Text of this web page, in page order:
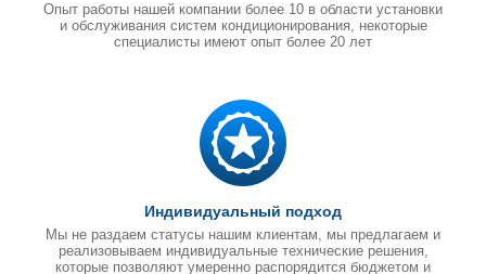
Опыт работы нашей компании более 10 в области установки
и обслуживания систем кондиционирования, некоторые
специалисты имеют опыт более 20 лет
Индивидуальный подход
Мы не раздаем статусы нашим клиентам, мы предлагаем и
реализовываем индивидуальные технические решения,
которые позволяют умеренно распорядится бюджетом и